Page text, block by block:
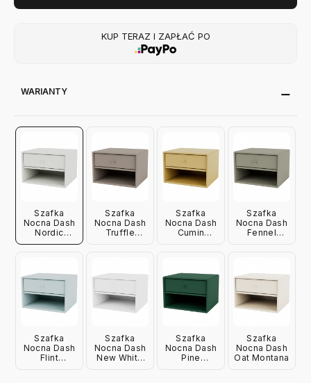
KUP TERAZ I ZAPŁAĆ PO
WARIANTY
Szafka
Nocna Dash
Nordic
Montana
Szafka
Nocna Dash
Truffle
Szafka
Nocna Dash
Cumin
Szafka
Nocna Dash
Fennel
Szafka
Nocna Dash
Flint
Szafka
Nocna Dash
New White
Szafka
Nocna Dash
Pine
Szafka
Nocna Dash
Oat Montana